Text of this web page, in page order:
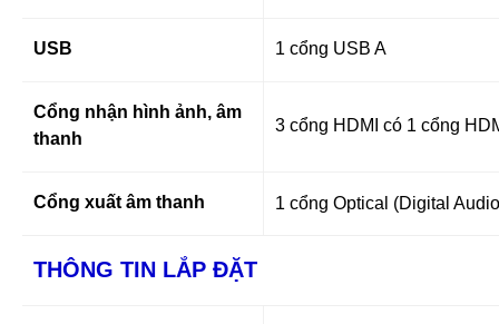
USB 1 cổng USB A
Cổng nhận hình ảnh, âm
thanh
3 cổng HDMI có 1 cổng
Cổng xuất âm thanh 1 cổng Optical (Digital
THÔNG TIN LẮP ĐẶT